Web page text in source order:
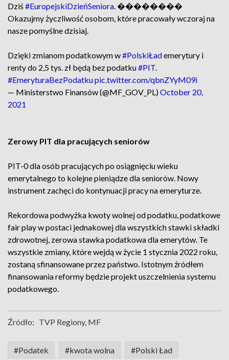
Dziś#EuropejskiDzieńSeniora. ��‍����‍��
Okazujmy życzliwość osobom, które pracowały wczoraj na
nasze pomyślne dzisiaj.
Dzięki zmianom podatkowym w#PolskiŁademerytury i
renty do 2,5 tys. zł będą bez podatku#PIT.
#EmeryturaBezPodatkupic.twitter.com/qbnZYyM09i
— Ministerstwo Finansów (@MF_GOV_PL)October 20,
2021
Zerowy PIT dla pracujących seniorów
PIT-0 dla osób pracujących po osiągnięciu wieku
emerytalnego to kolejne pieniądze dla seniorów. Nowy
instrument zachęci do kontynuacji pracy na emeryturze.
Rekordowa podwyżka kwoty wolnej od podatku, podatkowe
fair play w postaci jednakowej dla wszystkich stawki składki
zdrowotnej, zerowa stawka podatkowa dla emerytów. Te
wszystkie zmiany, które wejdą w życie 1 stycznia 2022 roku,
zostaną sfinansowane przez państwo. Istotnym źródłem
finansowania reformy będzie projekt uszczelnienia systemu
podatkowego.
Źródło: TVP Regiony, MF
#Podatek #kwota wolna #Polski Ład